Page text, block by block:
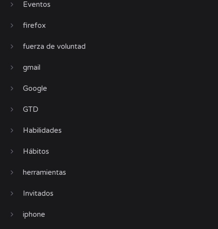
Eventos
firefox
fuerza de voluntad
gmail
Google
GTD
Habilidades
Hábitos
herramientas
Invitados
iphone